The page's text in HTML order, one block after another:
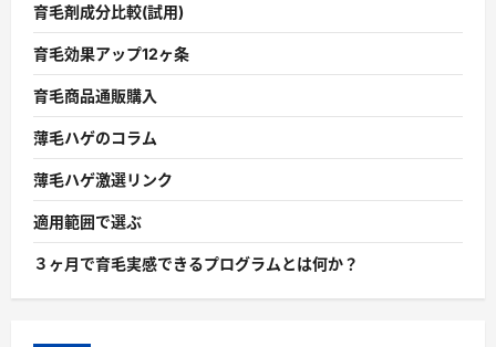
育毛剤成分比較(試用)
育毛効果アップ12ヶ条
育毛商品通販購入
薄毛ハゲのコラム
薄毛ハゲ激選リンク
適用範囲で選ぶ
３ヶ月で育毛実感できるプログラムとは何か？